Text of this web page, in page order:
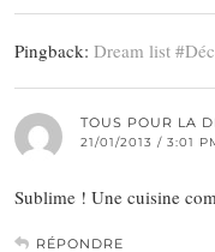
Pingback: Dream list
TOUS POUR LA
21/01/2013 / 3:01
Sublime ! Une cuisine
RÉPONDRE